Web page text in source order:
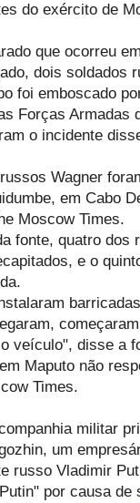
do exército de
que ocorreu
dois soldados
foi emboscado
Forças Armadas
o incidente
Wagner
em Cabo
Moscow Times.
fonte, quatro
e o
veículo", disse a
Maputo não
Times.
militar
um
russo Vladimir
por causa de